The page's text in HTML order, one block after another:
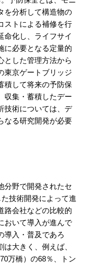
を分析して構造物の
ストによる補修を行
命化し、ライフサイ
に必要となる定量的
とした管理方法から
東京ゲートブリッジ
積して将来の予防保
収集・蓄積したデー
技術については、デ
なる研究開発が必要
分野で開発されたセ
技術開発によって進
路会社などの比較的
おいて導入が進んで
導入・普及であろ
大きく、例えば、
万橋）の68％、トン